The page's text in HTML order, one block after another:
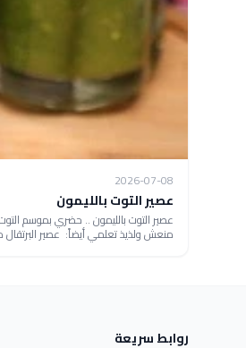
2026-07-08
عصير التوت بالليمون
عصير التوت بالليمون .. حضري بموسم
منعش ولذيذ تعلمي أيضاً: عصير البرتقال
روابط سريعة